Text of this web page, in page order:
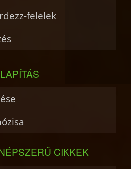
felelek
CIKKEK